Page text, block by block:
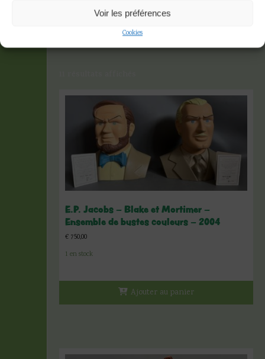
Voir les préférences
Cookies
Accueil»Tirage limité numéroté
E.P. Jacobs – Blake et Mortimer –
Ensemble de bustes couleurs – 2004
€ 750,00
1 en stock
Ajouter au panier